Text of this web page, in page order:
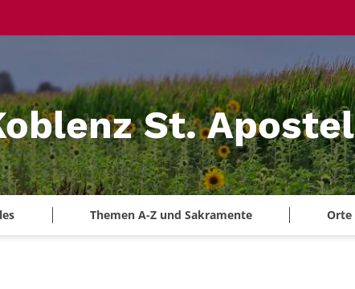
St.
Themen A-Z und Sakramente Orte